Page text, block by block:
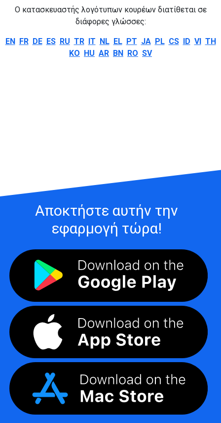
Ο κατασκευαστής λογότυπων κουρέων διατίθεται σε
διάφορες γλώσσες:
EN FR DE ES RU TR IT NL EL PT JA PL CS ID VI TH
KO HU AR BN RO SV
Αποκτήστε αυτήν την
εφαρμογή τώρα!